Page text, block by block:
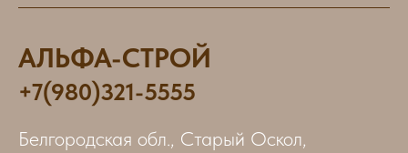
АЛЬФА-СТРОЙ
+7(980)321-5555
Белгородская обл., Старый Оскол,